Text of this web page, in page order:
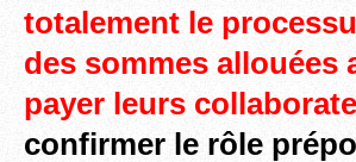
totalement le
des sommes allouées
payer leurs
confirmer le rôle